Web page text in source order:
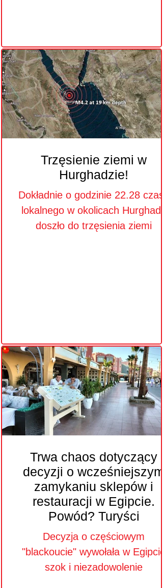
Trzęsienie ziemi w
Hurghadzie!
Dokładnie o godzinie 22.28
lokalnego w okolicach Hurghady
doszło do trzęsienia ziemi
Trwa chaos dotyczący
decyzji o wcześniejszym
zamykaniu sklepów i
restauracji w Egipcie.
Powód? Turyści
Decyzja o częściowym
"blackoucie" wywołała w Egipcie
szok i niezadowolenie